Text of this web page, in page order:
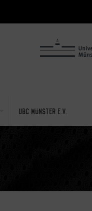
UBC Münster e.V.